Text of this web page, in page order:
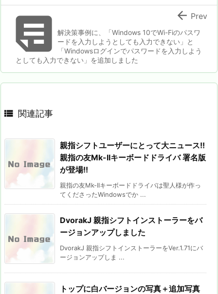
解決策事例に、「Windows 10でWi-Fiのパスワ
ードを入力しようとしても入力できない」と
「Windowsログインでパスワードを入力しよう
としても入力できない」を追加しました
 Prev
 関連記事
親指シフトユーザーにとって大ニュース!!
親指の友Mk-IIキーボードドライバ 署名版
が登場!!
親指の友Mk-IIキーボードドライバは聖人様が作っ
てくださったWindowsでか ...
DvorakJ 親指シフトインストーラーをバ
ージョンアップしました
DvorakJ 親指シフトインストーラーをVer.1.71にバ
ージョンアップしま ...
トップに白バージョンの写真＋追加写真